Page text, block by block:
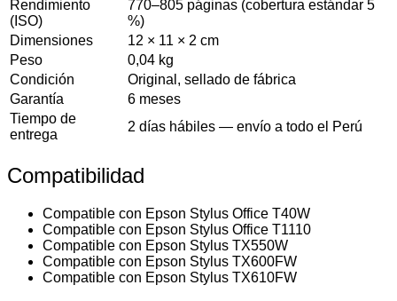
Rendimiento
(ISO)
770–805 páginas (cobertura estándar 5
%)
Dimensiones
12 × 11 × 2 cm
Peso
0,04 kg
Condición
Original, sellado de fábrica
Garantía
6 meses
Tiempo de
entrega
2 días hábiles — envío a todo el Perú
Compatibilidad
Compatible con Epson Stylus Office T40W
Compatible con Epson Stylus Office T1110
Compatible con Epson Stylus TX550W
Compatible con Epson Stylus TX600FW
Compatible con Epson Stylus TX610FW